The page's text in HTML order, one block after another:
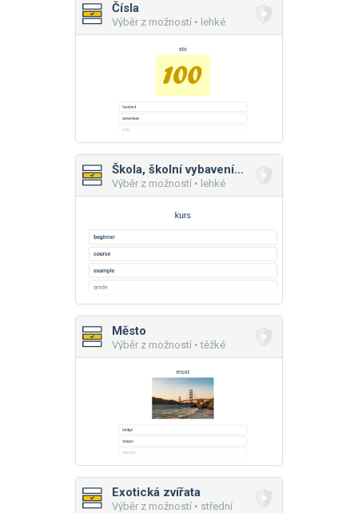
Čísla
Výběr z možností • lehké
Škola, školní vybavení, činnosti
Výběr z možností • lehké
Město
Výběr z možností • těžké
Exotická zvířata
Výběr z možností • střední